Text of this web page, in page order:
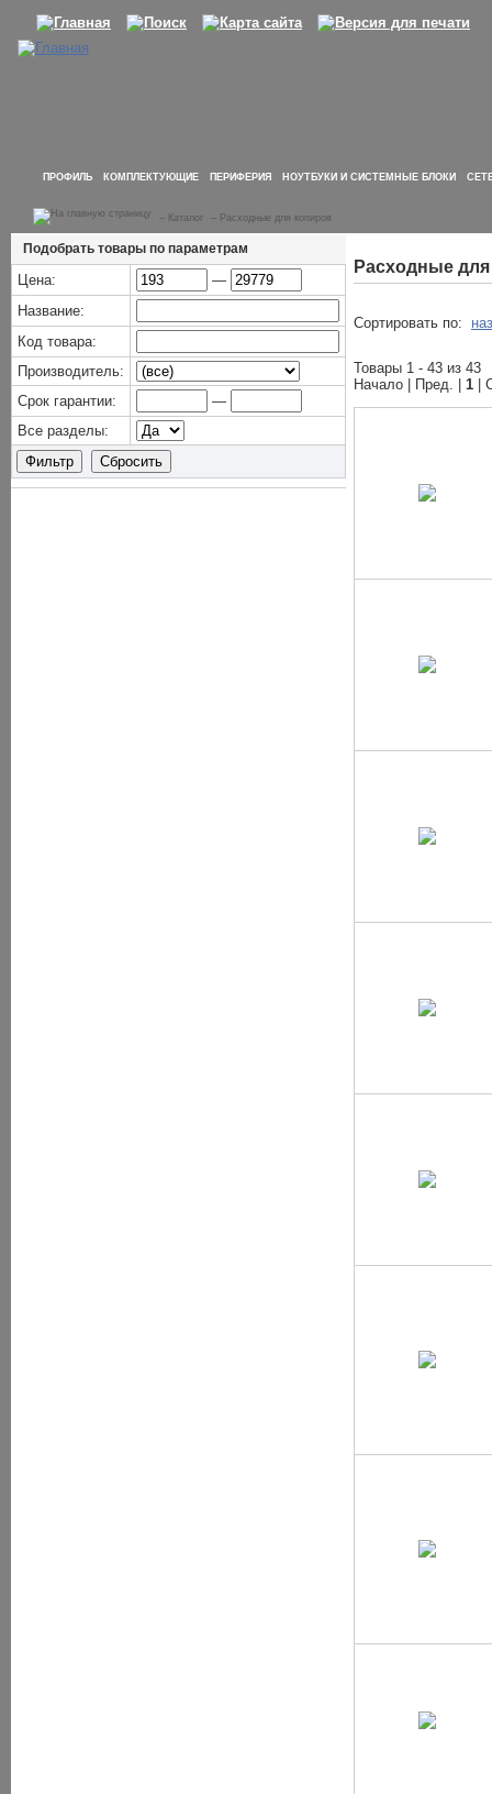
ПРОФИЛЬ КОМПЛЕКТУЮЩИЕ ПЕРИФЕРИЯ НОУТБУКИ И СИСТЕМНЫЕ БЛОКИ
– Каталог – Расходные для копиров
Подобрать товары по параметрам
Цена:
—
Название:
Код товара:
Производитель:
Срок гарантии:
—
Все разделы:
Расходные
Сортировать по:
Товары 1 - 43 из 43
Начало | Пред. | 1 |